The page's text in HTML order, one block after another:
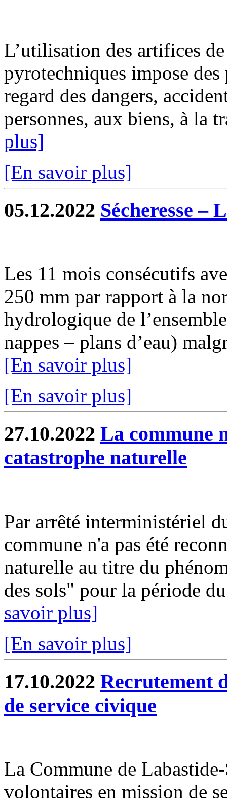
L’utilisation des artifices
pyrotechniques impose
regard des dangers,
personnes, aux biens, à la
plus]
[En savoir plus]
05.12.2022 Sécheresse –
Les 11 mois consécutifs
250 mm par rapport à la
hydrologique de
nappes – plans d’eau)
[En savoir plus]
[En savoir plus]
27.10.2022 La commune
catastrophe naturelle
Par arrêté interministériel
commune n'a pas été
naturelle au titre du
des sols" pour la période
savoir plus]
[En savoir plus]
17.10.2022 Recrutement
de service civique
La Commune de
volontaires en mission de